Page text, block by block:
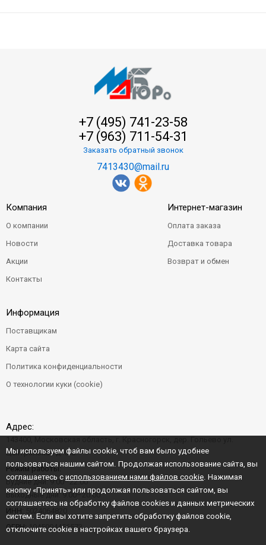
+7 (495) 741-23-58
+7 (963) 711-54-31
Заказать обратный звонок
7413430@mail.ru
Компания
О компании
Новости
Акции
Контакты
Интернет-магазин
Оплата заказа
Доставка товара
Возврат и обмен
Информация
Поставщикам
Карта сайта
Политика конфиденциальности
О технологии куки (cookie)
Адрес:
Центральная д. 6"Б"
Режим работы:
Будние дни: 9:00–22:00
Выходные дни: 9:00–20:00
ИНН:
ОГРН:1045004456573
Мы используем файлы cookie, чтоб вам было удобнее
пользоваться нашим сайтом. Продолжая использование сайта, вы
соглашаетесь с использованием нами файлов cookie . Нажимая
кнопку «Принять» или продолжая пользоваться сайтом, вы
соглашаетесь на обработку файлов cookies и данных метрических
систем. Если вы хотите запретить обработку файлов cookie,
отключите cookie в настройках вашего браузера.